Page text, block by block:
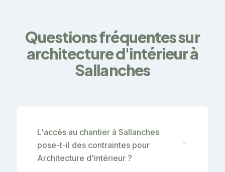
Questions fréquentes sur
architecture d'intérieur à
Sallanches
L'accès au chantier à Sallanches
pose-t-il des contraintes pour
Architecture d'intérieur ?
⌄